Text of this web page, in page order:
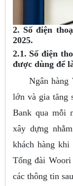
2. Số điện
2025.
2.1. Số điện
được dùng để
Ngân hàng
lớn và gia tăng
Bank qua mỗi
xây dựng
khách hàng khi
Tổng đài
các thông tin